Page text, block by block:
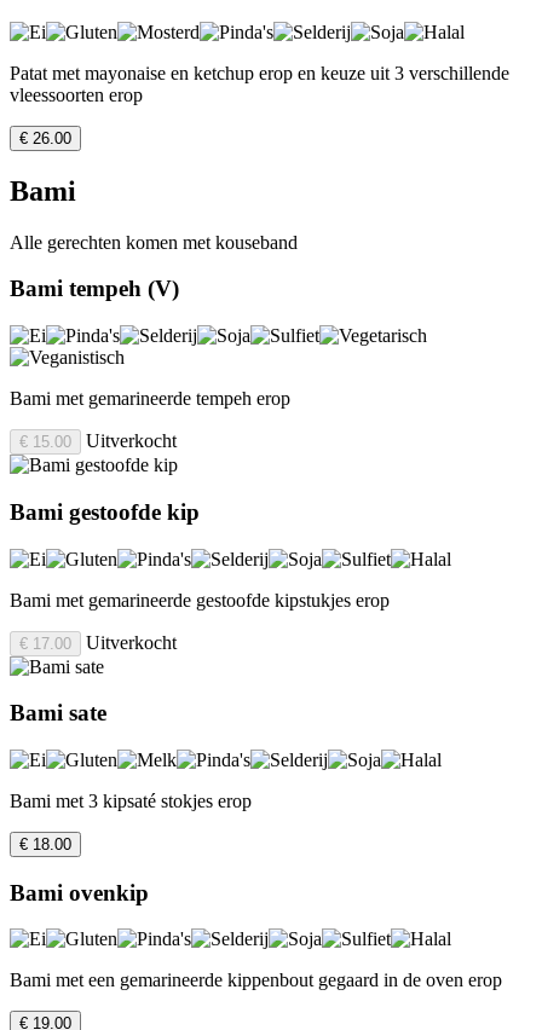
Patat met mayonaise en ketchup erop en keuze uit 3 verschillende
vleessoorten erop
€ 26.00
Bami
Alle gerechten komen met kouseband
Bami tempeh (V)
Bami met gemarineerde tempeh erop
€ 15.00 Uitverkocht
Bami gestoofde kip
Bami met gemarineerde gestoofde kipstukjes erop
€ 17.00 Uitverkocht
Bami sate
Bami met 3 kipsaté stokjes erop
€ 18.00
Bami ovenkip
Bami met een gemarineerde kippenbout gegaard in de oven erop
€ 19.00